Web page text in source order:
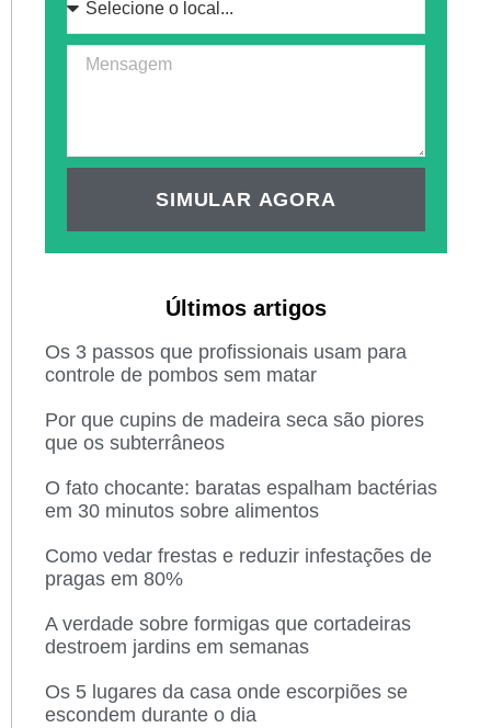
SIMULAR AGORA
Últimos artigos
Os 3 passos que profissionais usam para
controle de pombos sem matar
Por que cupins de madeira seca são piores
que os subterrâneos
O fato chocante: baratas espalham bactérias
em 30 minutos sobre alimentos
Como vedar frestas e reduzir infestações de
pragas em 80%
A verdade sobre formigas que cortadeiras
destroem jardins em semanas
Os 5 lugares da casa onde escorpiões se
escondem durante o dia